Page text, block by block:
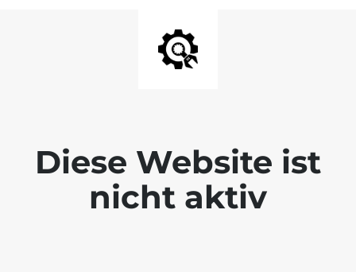
Diese Website ist
nicht aktiv